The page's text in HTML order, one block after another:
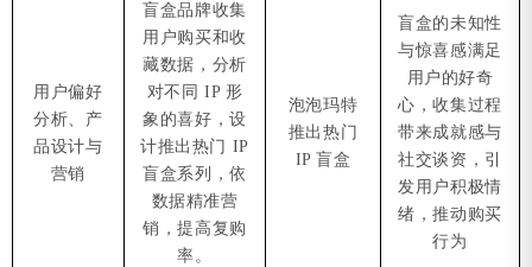
用户偏好
分析、产
品设计与
营销
盲盒品牌收集
用户购买和收
藏数据，分析
对不同 IP 形
象的喜好，设
计推出热门 IP
盲盒系列，依
数据精准营
销，提高复购
率。
泡泡玛特
推出热门
IP 盲盒
盲盒的未知性
与惊喜感满足
用户的好奇
心，收集过程
带来成就感与
社交谈资，引
发用户积极情
绪，推动购买
行为